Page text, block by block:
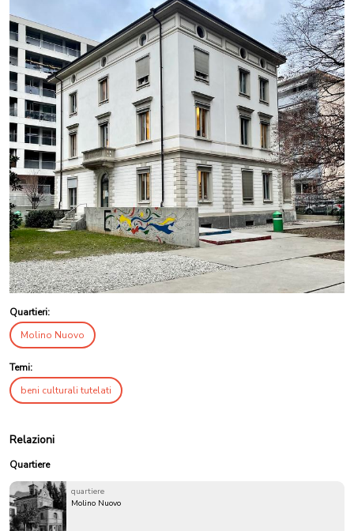
Quartieri:
Molino Nuovo
Temi:
beni culturali tutelati
Relazioni
Quartiere
quartiere
Molino Nuovo